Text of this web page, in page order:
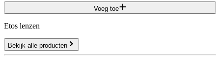
Voeg toe
Etos lenzen
Bekijk alle producten